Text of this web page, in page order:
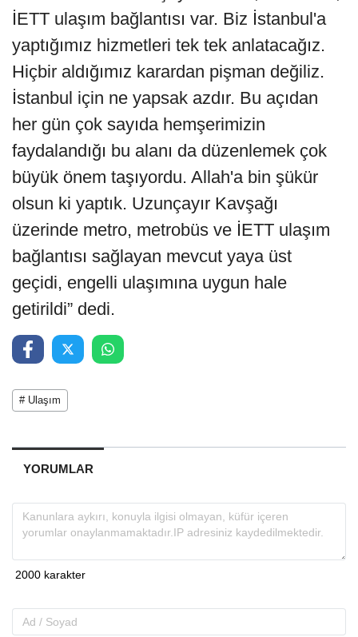
İETT ulaşım bağlantısı var. Biz İstanbul'a
yaptığımız hizmetleri tek tek anlatacağız.
Hiçbir aldığımız karardan pişman değiliz.
İstanbul için ne yapsak azdır. Bu açıdan
her gün çok sayıda hemşerimizin
faydalandığı bu alanı da düzenlemek çok
büyük önem taşıyordu. Allah'a bin şükür
olsun ki yaptık. Uzunçayır Kavşağı
üzerinde metro, metrobüs ve İETT ulaşım
bağlantısı sağlayan mevcut yaya üst
geçidi, engelli ulaşımına uygun hale
getirildi” dedi.
# Ulaşım
YORUMLAR